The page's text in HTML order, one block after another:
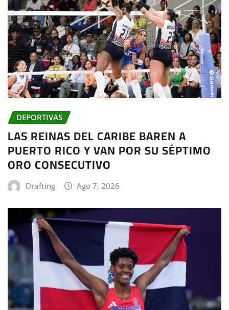
DEPORTIVAS
LAS REINAS DEL CARIBE BAREN A
PUERTO RICO Y VAN POR SU SÉPTIMO
ORO CONSECUTIVO
Drafting Ago 7, 2026